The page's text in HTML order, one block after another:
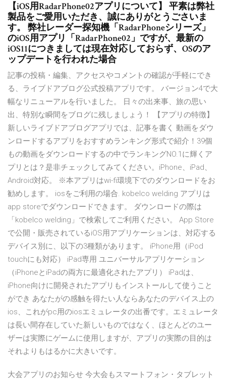
【iOS用RadarPhone02アプリについて】 平素は弊社
製品をご愛用いただき、誠にありがとうごさいま
す。 弊社レーダー探知機「RadarPhoneシリーズ」
のiOS用アプリ「RadarPhone02」ですが、最新の
iOS11につきましては現在対応しておらず、OSのア
ップデートを行われた場合
‎記事の投稿・編集、アクセスやコメントの確認が手軽にでき
る、ライブドアブログ公式投稿アプリです。 バージョン4で大
幅なリニューアルを行いました。 日々の出来事、旅の思い
出、特別な瞬間をブログに残しましょう！ 【アプリの特徴】
新しいライブドアブログアプリでは、記事を書く 動画をダウ
ンロードするアプリをおすすめランキング形式で紹介！39個
もの動画をダウンロードするの中でランキングNO.1に輝くア
プリとは？是非チェックしてみてください。iPhone、iPad、
Android対応。 ※本アプリはwi-fi環境下でのダウンロードをお
勧めします。 iosをご利用の場合. kobelco welding アプリは
app storeでダウンロードできます。 ダウンロードの際は
「kobelco welding」で検索してご利用ください。 App Store
で公開・販売されているiOS用アプリケーションは、対応する
デバイス別に、以下の3種類があります。 iPhone用（iPod
touchにも対応） iPad専用 ユニバーサルアプリケーション
（iPhoneとiPadの両方に最適化されたアプリ） iPadは、
iPhone向けに開発されたアプリもインストールして使うこと
ができ あなたがの感触を得たい人ならあなたのデバイス上の
ios、これがpc用のiosエミュレータの出番です。エミュレータ
は長い間存在していた新しいものではなく、ほとんどのユー
ザーは実際にゲームに使用しますが、アプリの実際の目的は
それよりもはるかに大きいです。
大会アプリのお知らせ 今大会もスマートフォン・タブレット